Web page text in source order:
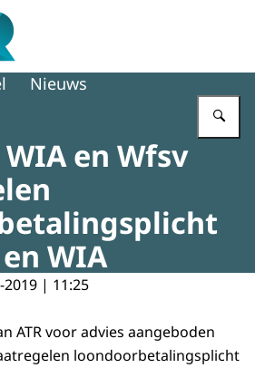
Adviescollege toetsing regeldruk
Nieuws
en Wfsv
WIA
2019 | 11:25
ATR voor advies aangeboden
loondoorbetalingsplicht